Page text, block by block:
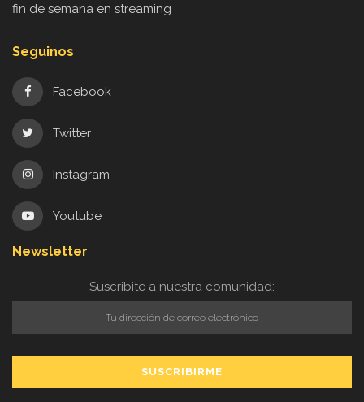
fin de semana en streaming
Seguinos
Facebook
Twitter
Instagram
Youtube
Newsletter
Suscribite a nuestra comunidad: